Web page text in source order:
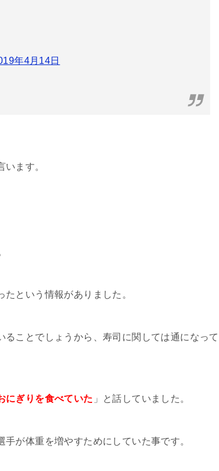
年4月14日
います。
たという情報がありました。
ことでしょうから、寿司に関しては通になって
にぎりを食べていた 」と話していました。
が体重を増やすためにしていた事です。